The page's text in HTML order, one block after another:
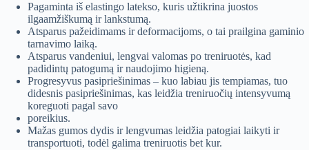
Pagaminta iš elastingo latekso, kuris užtikrina juostos
ilgaamžiškumą ir lankstumą.
Atsparus pažeidimams ir deformacijoms, o tai prailgina gaminio
tarnavimo laiką.
Atsparus vandeniui, lengvai valomas po treniruotės, kad
padidintų patogumą ir naudojimo higieną.
Progresyvus pasipriešinimas – kuo labiau jis tempiamas, tuo
didesnis pasipriešinimas, kas leidžia treniruočių intensyvumą
koreguoti pagal savo
poreikius.
Mažas gumos dydis ir lengvumas leidžia patogiai laikyti ir
transportuoti, todėl galima treniruotis bet kur.